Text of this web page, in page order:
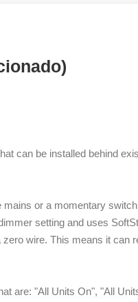
can be installed behind
or a momentary
setting and uses
wire. This means it can
are: "All Units On", "All